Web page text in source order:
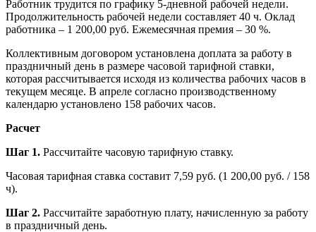
Работник трудится по графику 5-дневной рабочей недели.
Продолжительность рабочей недели составляет 40 ч. Оклад
работника – 1 200,00 руб. Ежемесячная премия – 30 %.
Коллективным договором установлена доплата за работу в
праздничный день в размере часовой тарифной ставки,
которая рассчитывается исходя из количества рабочих часов в
текущем месяце. В апреле согласно производственному
календарю установлено 158 рабочих часов.
Расчет
Шаг 1. Рассчитайте часовую тарифную ставку.
Часовая тарифная ставка составит 7,59 руб. (1 200,00 руб. / 158
ч).
Шаг 2. Рассчитайте заработную плату, начисленную за работу
в праздничный день.